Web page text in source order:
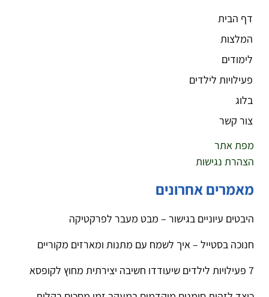
דף הבית
המלצות
לימודים
פעילויות לילדים
בלוג
צור קשר
מפת אתר
הצהרת נגישות
מאמרים אחרונים
היבטים עיוניים בגישור – מבט מעבר לפרקטיקה
חנוכה בסטייל – איך לשמח עם מתנות ומארזים מקוריים
7 פעילויות לילדים שיעודדו חשיבה יצירתית מחוץ לקופסא